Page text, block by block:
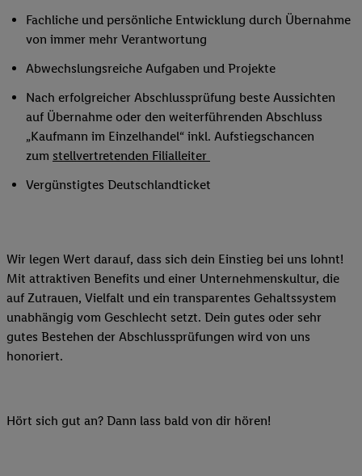
Fachliche und persönliche Entwicklung durch Übernahme
von immer mehr Verantwortung
Abwechslungsreiche Aufgaben und Projekte
Nach erfolgreicher Abschlussprüfung beste Aussichten
auf Übernahme oder den weiterführenden Abschluss
„Kaufmann im Einzelhandel“ inkl. Aufstiegschancen
zum stellvertretenden Filialleiter
Vergünstigtes Deutschlandticket
Wir legen Wert darauf, dass sich dein Einstieg bei uns lohnt!
Mit attraktiven Benefits und einer Unternehmenskultur, die
auf Zutrauen, Vielfalt und ein transparentes Gehaltssystem
unabhängig vom Geschlecht setzt. Dein gutes oder sehr
gutes Bestehen der Abschlussprüfungen wird von uns
honoriert.
Hört sich gut an? Dann lass bald von dir hören!